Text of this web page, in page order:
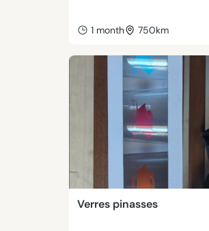
1 month 750km
Verres pinasses